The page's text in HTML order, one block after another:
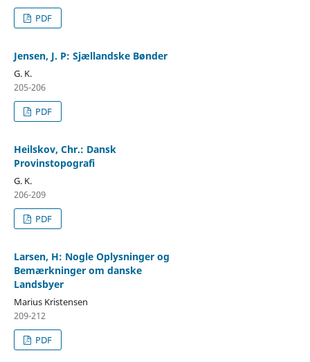
PDF
Jensen, J. P: Sjællandske Bønder
G. K.
205-206
PDF
Heilskov, Chr.: Dansk
Provinstopografi
G. K.
206-209
PDF
Larsen, H: Nogle Oplysninger og
Bemærkninger om danske
Landsbyer
Marius Kristensen
209-212
PDF